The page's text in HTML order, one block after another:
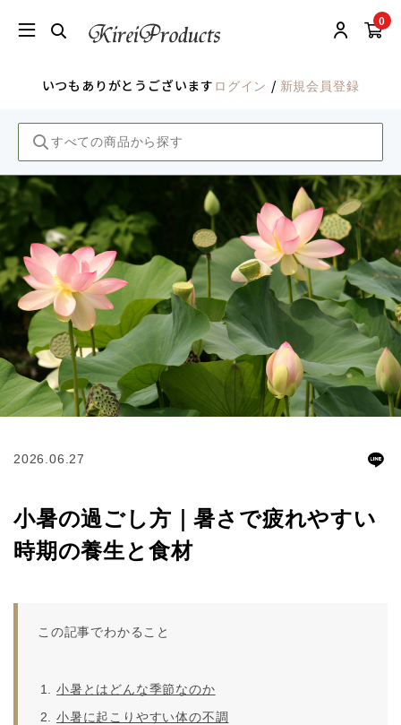
0
いつもありがとうございます ログイン / 新規会員登録
2026.06.27
小暑の過ごし方｜暑さで疲れやすい
時期の養生と食材
この記事でわかること
小暑とはどんな季節なのか
小暑に起こりやすい体の不調